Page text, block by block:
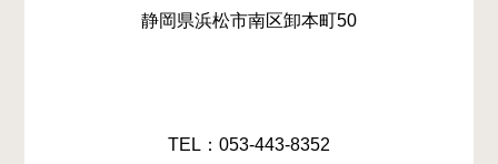
静岡県浜松市南区卸本町50
TEL：053-443-8352